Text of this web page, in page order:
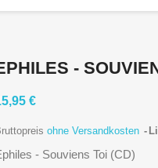
-
€
ohne Versandkosten
- Souviens Toi (CD)